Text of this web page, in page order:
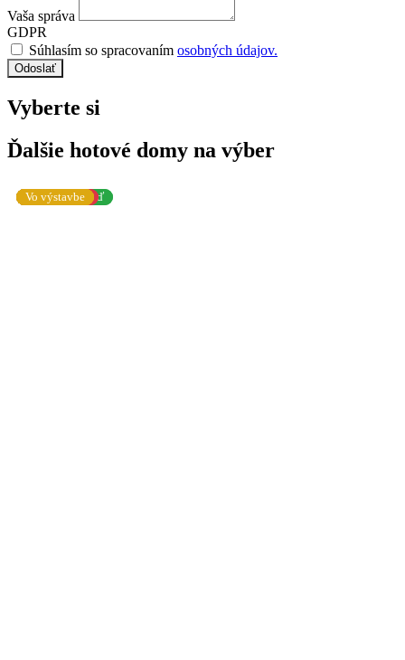
Vaša správa
GDPR
Súhlasím so spracovaním osobných údajov.
Odoslať
Vyberte si
Ďalšie hotové domy na výber
Vo výstavbe
Dostupné ihneď
Dostupné ihneď
Rezervované
Rezervované
Vo výstavbe
Vo výstavbe
Vo výstavbe
Vo výstavbe
Vo výstavbe